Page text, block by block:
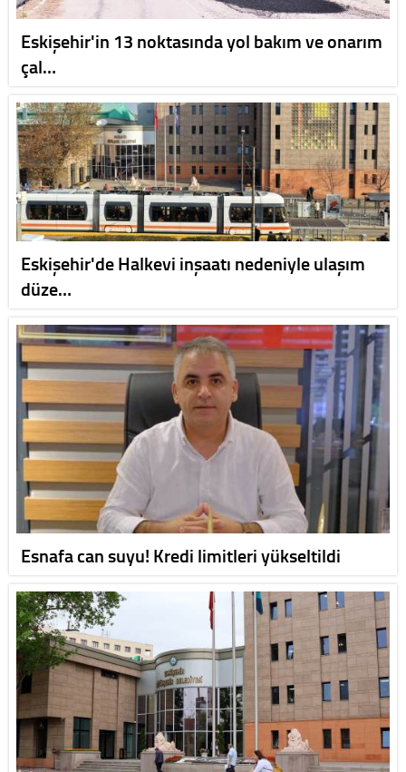
Eskişehir'in 13 noktasında yol bakım ve onarım
çal…
Eskişehir'de Halkevi inşaatı nedeniyle ulaşım
düze…
Esnafa can suyu! Kredi limitleri yükseltildi